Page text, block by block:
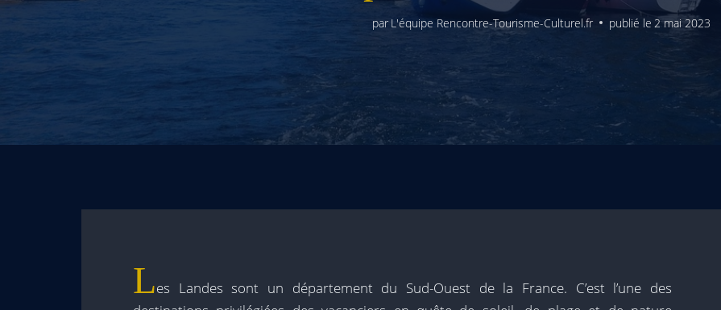
par L'équipe Rencontre-Tourisme-Culturel.fr publié le 2 mai 2023
Les Landes sont un département du Sud-Ouest de la France. C’est l’une des